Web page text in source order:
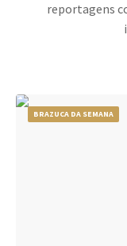
reportagens
BRAZUCA DA SEMANA